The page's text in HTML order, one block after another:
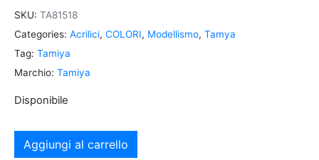
SKU: TA81518
Categories: Acrilici, COLORI, Modellismo, Tamya
Tag: Tamiya
Marchio: Tamiya
Disponibile
Aggiungi al carrello